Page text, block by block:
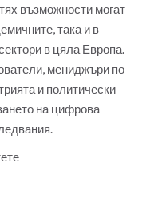
възможности могат
така и в
в цяла Европа.
мениджъри по
и политически
на цифрова